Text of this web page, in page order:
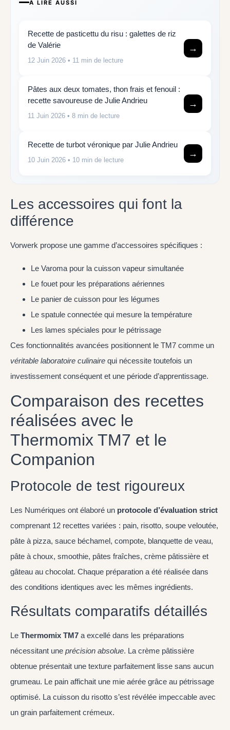
A LIRE AUSSI
Recette de pasticettu du risu : galettes de riz
de Valérie
12 Juin 2026 • 11 min de lecture
→
Pâtes aux deux tomates, thon frais et fenouil :
recette savoureuse de Julie Andrieu
11 Juin 2026 • 8 min de lecture
→
Recette de turbot véronique par Julie Andrieu
10 Juin 2026 • 10 min de lecture
→
Les accessoires qui font la
différence
Vorwerk propose une gamme d’accessoires spécifiques :
Le Varoma pour la cuisson vapeur simultanée
Le fouet pour les préparations aériennes
Le panier de cuisson pour les légumes
Le spatule connectée qui mesure la température
Les lames spéciales pour le pétrissage
Ces fonctionnalités avancées positionnent le TM7 comme un
véritable laboratoire culinaire qui nécessite toutefois un
investissement conséquent et une période d’apprentissage.
Comparaison des recettes
réalisées avec le
Thermomix TM7 et le
Companion
Protocole de test rigoureux
Les Numériques ont élaboré un protocole d’évaluation strict
comprenant 12 recettes variées : pain, risotto, soupe veloutée,
pâte à pizza, sauce béchamel, compote, blanquette de veau,
pâte à choux, smoothie, pâtes fraîches, crème pâtissière et
gâteau au chocolat. Chaque préparation a été réalisée dans
des conditions identiques avec les mêmes ingrédients.
Résultats comparatifs détaillés
Le Thermomix TM7 a excellé dans les préparations
nécessitant une précision absolue. La crème pâtissière
obtenue présentait une texture parfaitement lisse sans aucun
grumeau. Le pain affichait une mie aérée grâce au pétrissage
optimisé. La cuisson du risotto s’est révélée impeccable avec
un grain parfaitement crémeux.